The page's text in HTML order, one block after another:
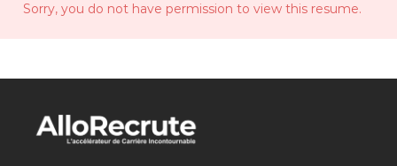
Sorry, you do not have permission to view this resume.